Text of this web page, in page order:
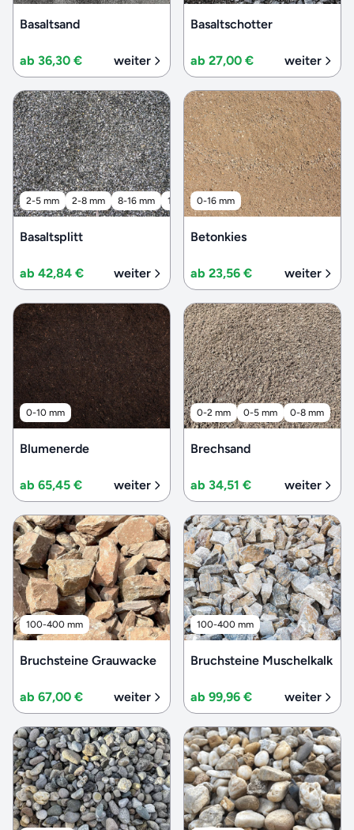
Basaltsand
ab 36,30 € weiter
Basaltschotter
ab 27,00 € weiter
2-5 mm 2-8 mm 8-16 mm 16-32 mm 32-56 mm
Basaltsplitt
ab 42,84 € weiter
0-16 mm
Betonkies
ab 23,56 € weiter
0-10 mm
Blumenerde
ab 65,45 € weiter
0-2 mm 0-5 mm 0-8 mm
Brechsand
ab 34,51 € weiter
100-400 mm
Bruchsteine Grauwacke
ab 67,00 € weiter
100-400 mm
Bruchsteine Muschelkalk
ab 99,96 € weiter